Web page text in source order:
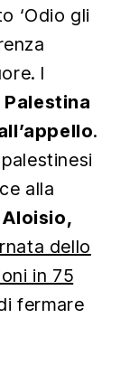
‘Odio gli
I
Palestina
.
alla
dello
in 75
fermare